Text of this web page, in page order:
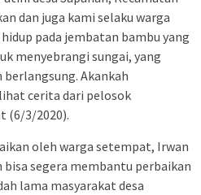
dan juga kami selaku warga
pada jembatan bambu yang
menyebrangi sungai, yang
Akankah
cerita dari pelosok
(6/3/2020).
oleh warga setempat, Irwan
segera membantu perbaikan
lama masyarakat desa